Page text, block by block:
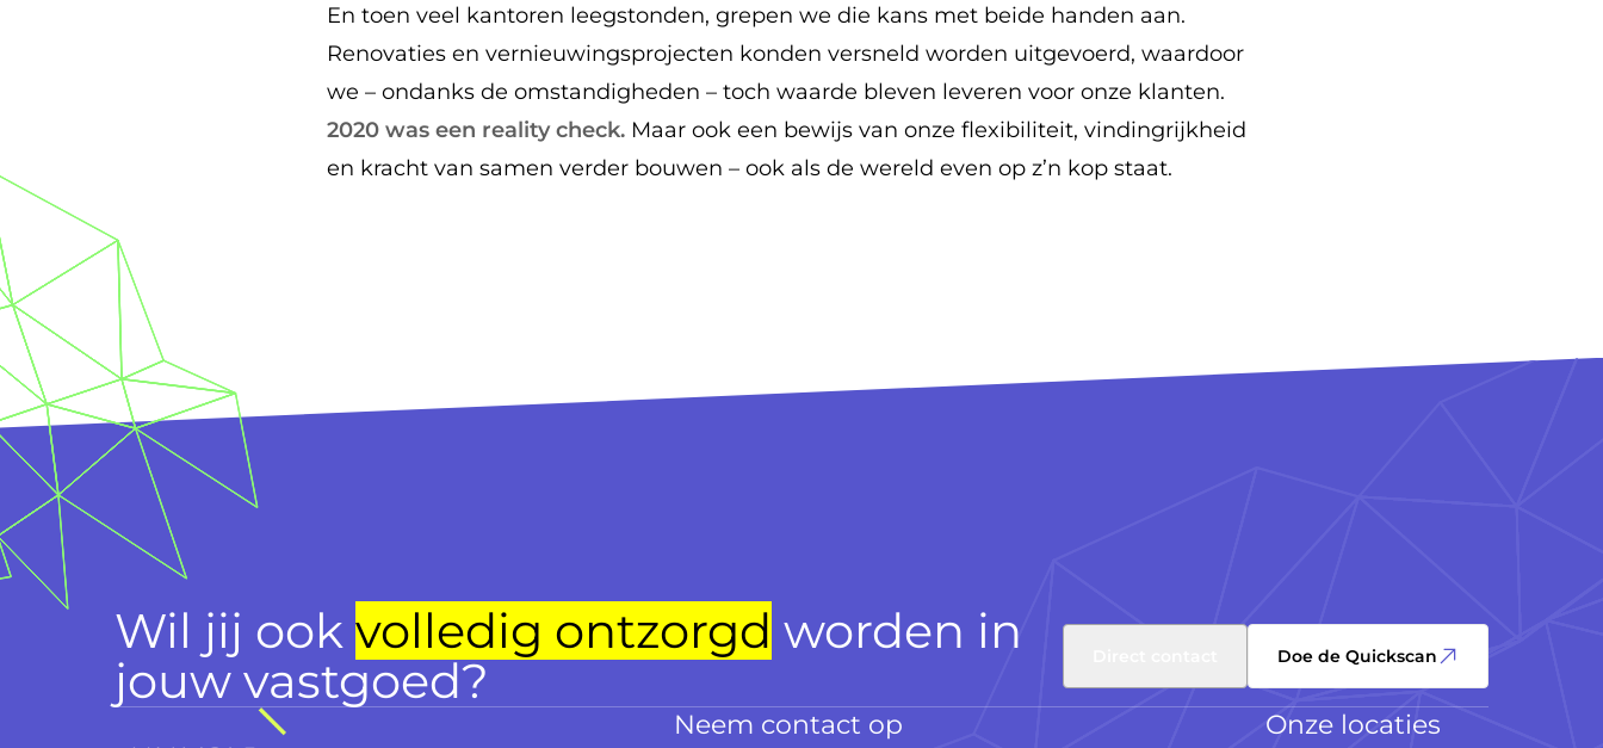
En toen veel kantoren leegstonden, grepen we die kans met beide handen aan.
Renovaties en vernieuwingsprojecten konden versneld worden uitgevoerd, waardoor
we – ondanks de omstandigheden – toch waarde bleven leveren voor onze klanten.
2020 was een reality check. Maar ook een bewijs van onze flexibiliteit, vindingrijkheid
en kracht van samen verder bouwen – ook als de wereld even op z’n kop staat.
Wil jij ook volledig ontzorgd worden in
jouw vastgoed?
Doe de Quickscan
Neem contact op Onze locaties